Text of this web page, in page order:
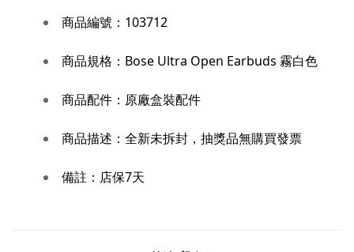
商品編號： 103712
商品規格： Bose Ultra Open Earbuds 霧白色
商品配件： 原廠盒裝配件
商品描述： 全新未拆封，抽獎品無購買發票
備註： 店保7天